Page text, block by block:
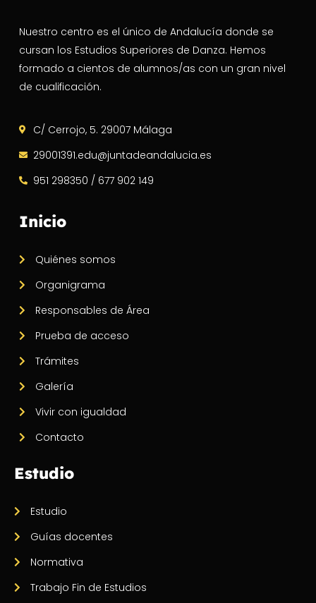
Nuestro centro es el único de Andalucía donde se
cursan los Estudios Superiores de Danza. Hemos
formado a cientos de alumnos/as con un gran nivel
de cualificación.
C/ Cerrojo, 5. 29007 Málaga
29001391.edu@juntadeandalucia.es
951 298350 / 677 902 149
Inicio
Quiénes somos
Organigrama
Responsables de Área
Prueba de acceso
Trámites
Galería
Vivir con igualdad
Contacto
Estudio
Estudio
Guías docentes
Normativa
Trabajo Fin de Estudios